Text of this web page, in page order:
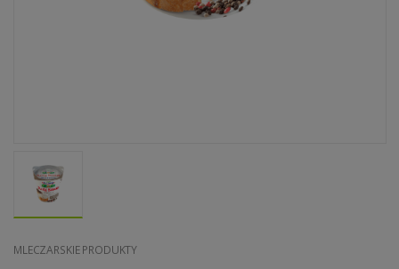
MLECZARSKIE PRODUKTY